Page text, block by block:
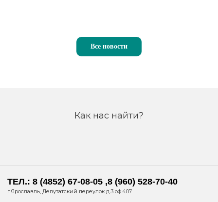
Все новости
Как нас найти?
ТЕЛ.: 8 (4852) 67-08-05 ,8 (960) 528-70-40
г.Ярославль, Депутатский переулок д.3 оф.407